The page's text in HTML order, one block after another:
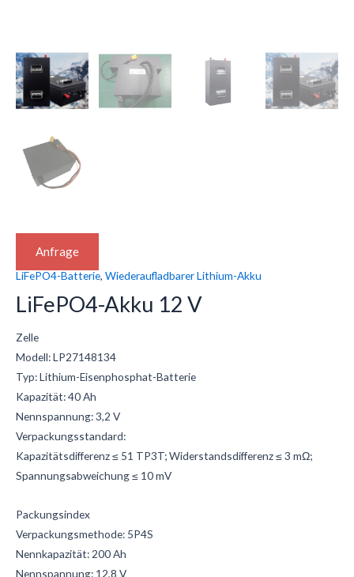
Anfrage
LiFePO4-Batterie, Wiederaufladbarer Lithium-Akku
LiFePO4-Akku 12 V
Zelle
Modell: LP27148134
Typ: Lithium-Eisenphosphat-Batterie
Kapazität: 40 Ah
Nennspannung: 3,2 V
Verpackungsstandard:
Kapazitätsdifferenz ≤ 51 TP3T; Widerstandsdifferenz ≤ 3 mΩ;
Spannungsabweichung ≤ 10 mV
Packungsindex
Verpackungsmethode: 5P4S
Nennkapazität: 200 Ah
Nennspannung: 12,8 V